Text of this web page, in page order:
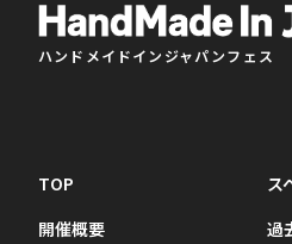
ハンドメイドインジャパンフェス
TOP
開催概要
ス
過